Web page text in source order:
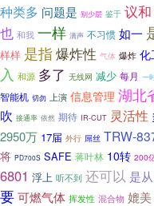
种类多 问题是 别少层 鉴于 议和
也 和我 一样 滴声 不习惯 如一
样样 是指 爆炸性 气体 爆炸 化
入 和源 多了 无线网 减少 每月 一
智能机 切勿 上演 信息管理 湖北
吹 接通率 依然 期待 IR-CUT 灵活性
2950万 17届 外行 屌丝 TRW-
将 PD700S SAFE 蒋叶林 10转 200
6801 浮上 听不到 还可以 是从
要可燃气体 挥发性 混合物 媲美